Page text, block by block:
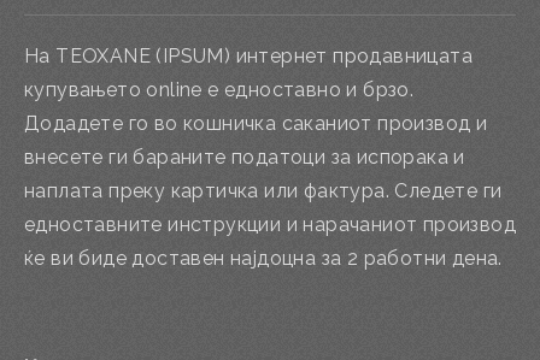
На TEOXANE (IPSUM) интернет продавницата
купувањето online е едноставно и брзо.
Додадете го во кошничка саканиот производ и
внесете ги бараните податоци за испорака и
наплата преку картичка или фактура. Следете ги
едноставните инструкции и нарачаниот производ
ќе ви биде доставен најдоцна за 2 работни дена.